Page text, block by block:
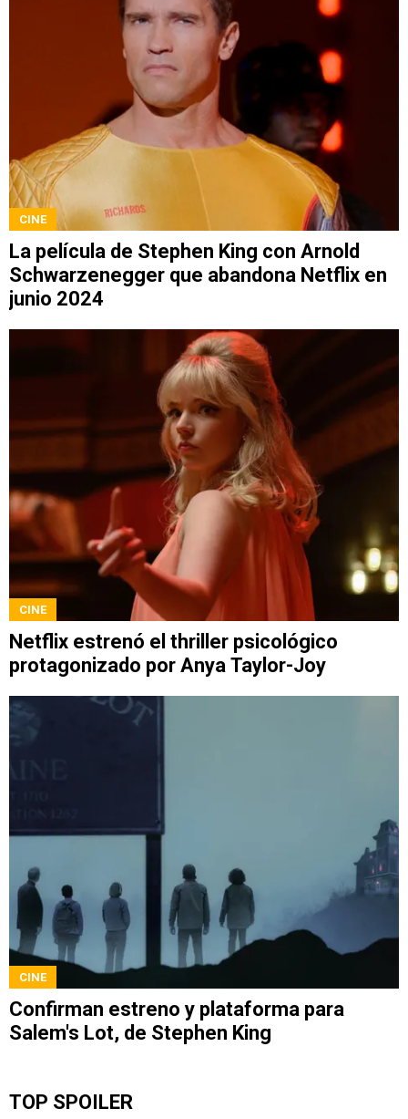
CINE
La película de Stephen King con Arnold
Schwarzenegger que abandona Netflix en
junio 2024
CINE
Netflix estrenó el thriller psicológico
protagonizado por Anya Taylor-Joy
CINE
Confirman estreno y plataforma para
Salem's Lot, de Stephen King
TOP SPOILER